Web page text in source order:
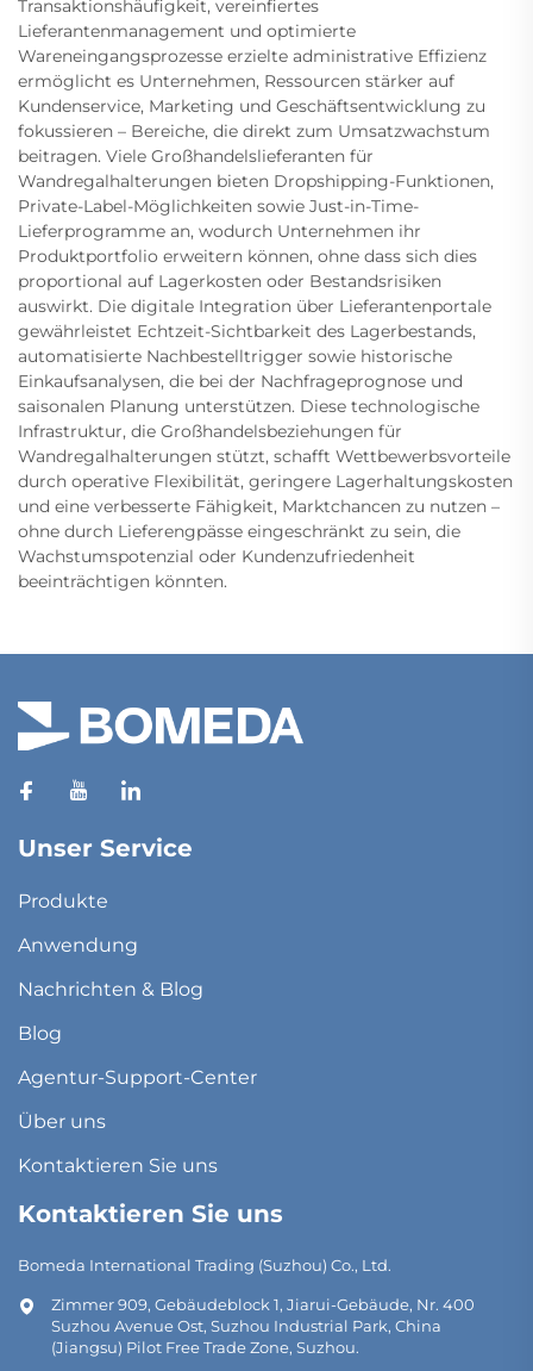
Transaktionshäufigkeit, vereinfiertes
Lieferantenmanagement und optimierte
Wareneingangsprozesse erzielte administrative Effizienz
ermöglicht es Unternehmen, Ressourcen stärker auf
Kundenservice, Marketing und Geschäftsentwicklung zu
fokussieren – Bereiche, die direkt zum Umsatzwachstum
beitragen. Viele Großhandelslieferanten für
Wandregalhalterungen bieten Dropshipping-Funktionen,
Private-Label-Möglichkeiten sowie Just-in-Time-
Lieferprogramme an, wodurch Unternehmen ihr
Produktportfolio erweitern können, ohne dass sich dies
proportional auf Lagerkosten oder Bestandsrisiken
auswirkt. Die digitale Integration über Lieferantenportale
gewährleistet Echtzeit-Sichtbarkeit des Lagerbestands,
automatisierte Nachbestelltrigger sowie historische
Einkaufsanalysen, die bei der Nachfrageprognose und
saisonalen Planung unterstützen. Diese technologische
Infrastruktur, die Großhandelsbeziehungen für
Wandregalhalterungen stützt, schafft Wettbewerbsvorteile
durch operative Flexibilität, geringere Lagerhaltungskosten
und eine verbesserte Fähigkeit, Marktchancen zu nutzen –
ohne durch Lieferengpässe eingeschränkt zu sein, die
Wachstumspotenzial oder Kundenzufriedenheit
beeinträchtigen könnten.
Unser Service
Produkte
Anwendung
Nachrichten & Blog
Blog
Agentur-Support-Center
Über uns
Kontaktieren Sie uns
Kontaktieren Sie uns
Bomeda International Trading (Suzhou) Co., Ltd.
Zimmer 909, Gebäudeblock 1, Jiarui-Gebäude, Nr. 400
Suzhou Avenue Ost, Suzhou Industrial Park, China
(Jiangsu) Pilot Free Trade Zone, Suzhou.